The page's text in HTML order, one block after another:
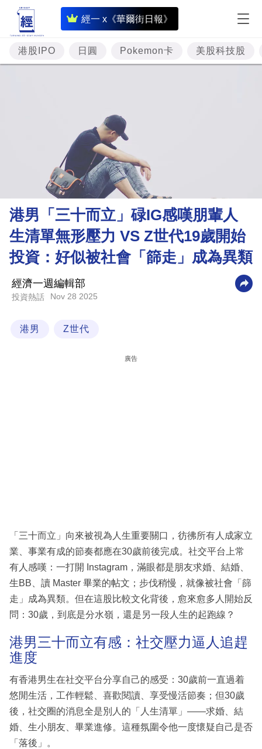
經一 x《華爾街日報》
即
時
財
經
資
市
理
財
商
業
科
技
場
港股IPO 日圓 Pokemon卡 美股科技股
港男「三十而立」碌IG感嘆朋輩人
生清單無形壓力 VS Z世代19歲開始
投資：好似被社會「篩走」成為異類
經濟一週編輯部
投資熱話 Nov 28 2025
港男 Z世代
廣告
「三十而立」向來被視為人生重要關口，彷彿所有人成家立
業、事業有成的節奏都應在30歲前後完成。社交平台上常
有人感嘆：一打開 Instagram，滿眼都是朋友求婚、結婚、
生BB、讀 Master 畢業的帖文；步伐稍慢，就像被社會「篩
走」成為異類。但在這股比較文化背後，愈來愈多人開始反
問：30歲，到底是分水嶺，還是另一段人生的起跑線？
港男三十而立有感：社交壓力逼人追趕
進度
有香港男生在社交平台分享自己的感受：30歲前一直過着
悠閒生活，工作輕鬆、喜歡閱讀、享受慢活節奏；但30歲
後，社交圈的消息全是別人的「人生清單」——求婚、結
婚、生小朋友、畢業進修。這種氛圍令他一度懷疑自己是否
「落後」。